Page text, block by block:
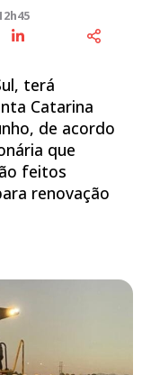
terá
Catarina
de acordo
que
feitos
renovação